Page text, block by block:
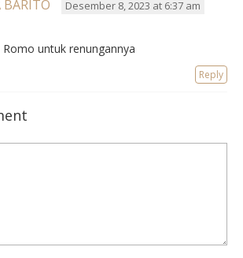
BARITO Desember 8, 2023 at 6:37 am
Romo untuk renungannya
Reply